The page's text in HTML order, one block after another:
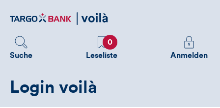
zum
Suche
Favoriten
0
Leseliste
Melden
Sie
Anmelden
Login voilà